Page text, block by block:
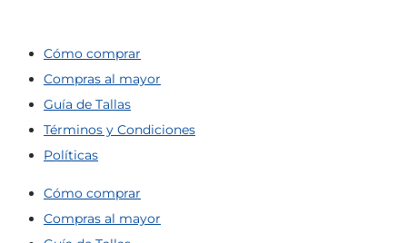
Cómo comprar
Compras al mayor
Guía de Tallas
Términos y Condiciones
Políticas
Cómo comprar
Compras al mayor